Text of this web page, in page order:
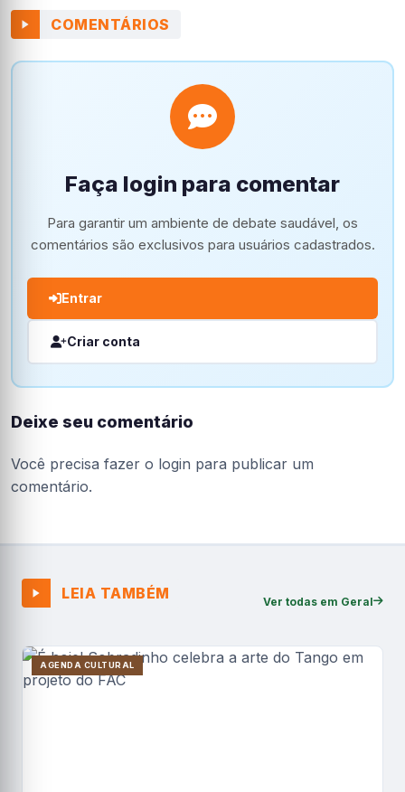
COMENTÁRIOS
Faça login para comentar
Para garantir um ambiente de debate saudável, os
comentários são exclusivos para usuários cadastrados.
Entrar
Criar conta
Deixe seu comentário
Você precisa fazer o login para publicar um
comentário.
LEIA TAMBÉM Ver todas em Geral
AGENDA CULTURAL